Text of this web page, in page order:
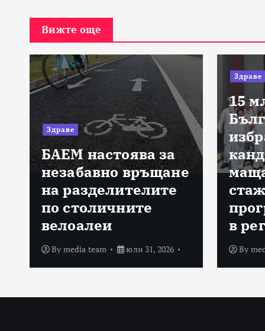
Вижте още
Здраве
БАЕМ настоява за
незабавно връщане
на разделителите
по столичните
велоалеи
By media team юли 31, 2026
Здраве
15
в
By